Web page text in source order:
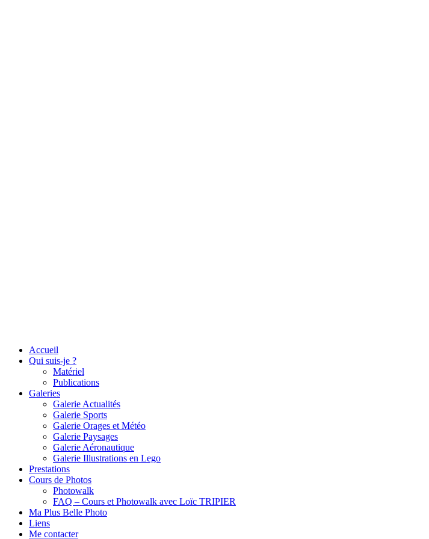
Accueil
Qui suis-je ?
Matériel
Publications
Galeries
Galerie Actualités
Galerie Sports
Galerie Orages et Météo
Galerie Paysages
Galerie Aéronautique
Galerie Illustrations en Lego
Prestations
Cours de Photos
Photowalk
FAQ – Cours et Photowalk avec Loïc TRIPIER
Ma Plus Belle Photo
Liens
Me contacter